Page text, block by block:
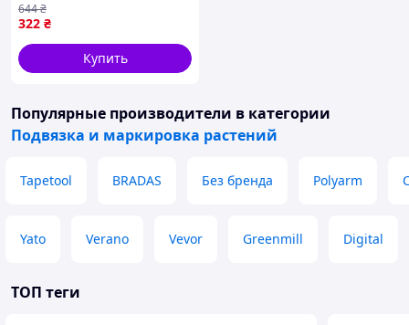
борьбы с сорняками в саду
322 ₴
644₴
Купить
Популярные производители в категории
Подвязка и маркировка растений
Tapetool BRADAS Без бренда Polyarm
Yato Verano Vevor Greenmill Digital
ТОП теги